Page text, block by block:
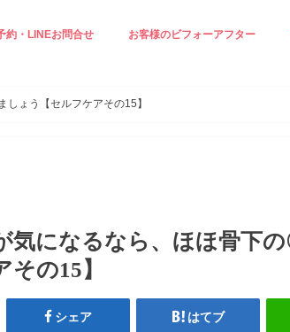
約・LINEお問合せ お客様のビフォーアフター
ょう【セルフケアその15】
気になるなら、ほほ骨下
の15】
シェア はてブ